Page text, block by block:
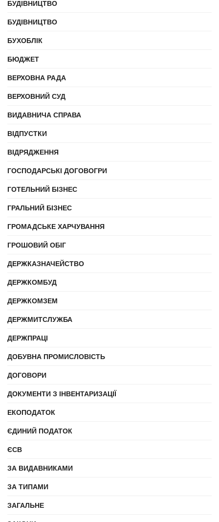
БУДІВНИЦТВО
БУДІВНИЦТВО
БУХОБЛІК
БЮДЖЕТ
ВЕРХОВНА РАДА
ВЕРХОВНИЙ СУД
ВИДАВНИЧА СПРАВА
ВІДПУСТКИ
ВІДРЯДЖЕННЯ
ГОСПОДАРСЬКІ ДОГОВОГРИ
ГОТЕЛЬНИЙ БІЗНЕС
ГРАЛЬНИЙ БІЗНЕС
ГРОМАДСЬКЕ ХАРЧУВАННЯ
ГРОШОВИЙ ОБІГ
ДЕРЖКАЗНАЧЕЙСТВО
ДЕРЖКОМБУД
ДЕРЖКОМЗЕМ
ДЕРЖМИТСЛУЖБА
ДЕРЖПРАЦІ
ДОБУВНА ПРОМИСЛОВІСТЬ
ДОГОВОРИ
ДОКУМЕНТИ З ІНВЕНТАРИЗАЦІЇ
ЕКОПОДАТОК
ЄДИНИЙ ПОДАТОК
ЄСВ
ЗА ВИДАВНИКАМИ
ЗА ТИПАМИ
ЗАГАЛЬНЕ